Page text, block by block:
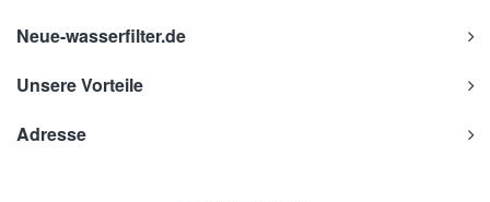
Neue-wasserfilter.de
Unsere Vorteile
Adresse